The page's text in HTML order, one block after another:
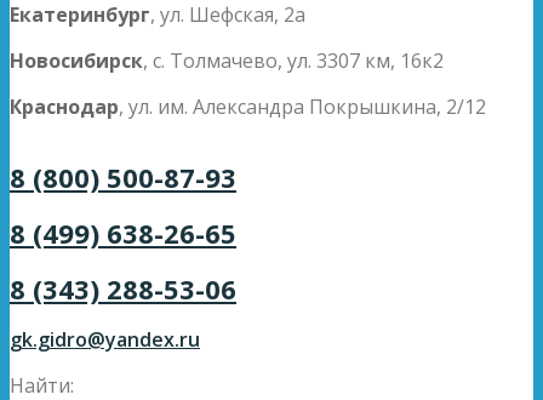
Екатеринбург, ул. Шефская, 2а
Новосибирск, с. Толмачево, ул. 3307 км, 16к2
Краснодар, ул. им. Александра Покрышкина, 2/12
8 (800) 500-87-93
8 (499) 638-26-65
8 (343) 288-53-06
gk.gidro@yandex.ru
Найти: